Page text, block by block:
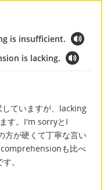
is insufficient.
is lacking.
ていますが、lacking
す。I'm sorryとI
が硬くて丁寧な言い
も比べ
。